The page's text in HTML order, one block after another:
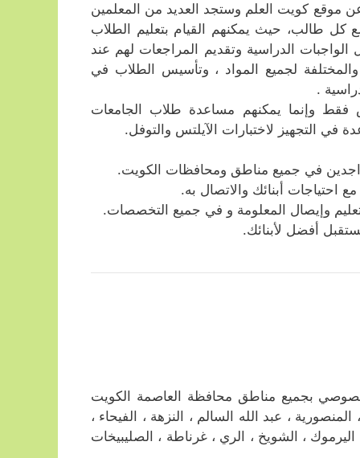
كويت العلم وستجد العديد من المعلمين
طالب، حيث يمكنهم القيام بتعليم الطلاب
الدراسية وتقديم المراجعات لهم عند
والمختلفة لجميع المواد ، وتأسيس الطلاب في
.
وإنما يمكنهم مساعدة طلاب الجامعات
في التجهيز لاختبارات الآيلتس والتوفل.
في جميع مناطق ومحافظات الكويت.
احتياجات أبنائك والاتصال به.
وإيصال المعلومة و في جميع التخصصات.
أفضل لأبنائك.
بجميع مناطق محافظة العاصمة الكويت
، عبد الله السالم ، النزهة ، الفيحاء ،
اليرموك ، الشويخ ، الري ، غرناطة ، الصليبيخات